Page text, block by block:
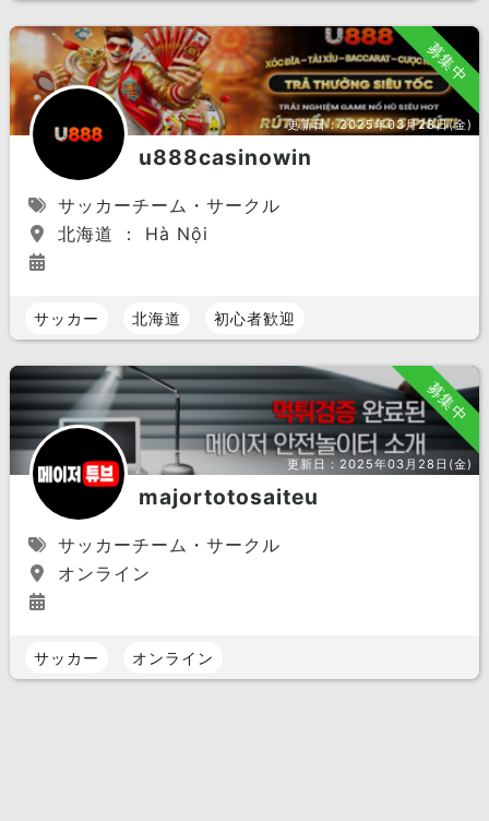
募集中
更新日：2025年03月28日(金)
u888casinowin
サッカーチーム・サークル
北海道 ： Hà Nội
サッカー 北海道 初心者歓迎
募集中
更新日：2025年03月28日(金)
majortotosaiteu
サッカーチーム・サークル
オンライン
サッカー オンライン